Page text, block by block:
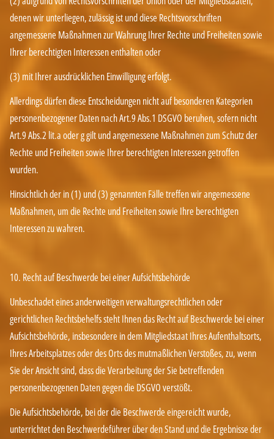
denen wir unterliegen, zulässig ist und diese Rechtsvorschriften
angemessene Maßnahmen zur Wahrung Ihrer Rechte und Freiheiten sowie
Ihrer berechtigten Interessen enthalten oder
(3) mit Ihrer ausdrücklichen Einwilligung erfolgt.
Allerdings dürfen diese Entscheidungen nicht auf besonderen Kategorien
personenbezogener Daten nach Art.9 Abs.1 DSGVO beruhen, sofern nicht
Art.9 Abs.2 lit.a oder g gilt und angemessene Maßnahmen zum Schutz der
Rechte und Freiheiten sowie Ihrer berechtigten Interessen getroffen
wurden.
Hinsichtlich der in (1) und (3) genannten Fälle treffen wir angemessene
Maßnahmen, um die Rechte und Freiheiten sowie Ihre berechtigten
Interessen zu wahren.
10. Recht auf Beschwerde bei einer Aufsichtsbehörde
Unbeschadet eines anderweitigen verwaltungsrechtlichen oder
gerichtlichen Rechtsbehelfs steht Ihnen das Recht auf Beschwerde bei einer
Aufsichtsbehörde, insbesondere in dem Mitgliedstaat Ihres Aufenthaltsorts,
Ihres Arbeitsplatzes oder des Orts des mutmaßlichen Verstoßes, zu, wenn
Sie der Ansicht sind, dass die Verarbeitung der Sie betreffenden
personenbezogenen Daten gegen die DSGVO verstößt.
Die Aufsichtsbehörde, bei der die Beschwerde eingereicht wurde,
unterrichtet den Beschwerdeführer über den Stand und die Ergebnisse der